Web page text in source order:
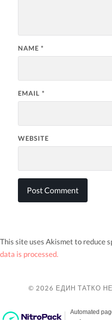
NAME *
EMAIL *
WEBSITE
This site uses Akismet to reduce
data is processed.
© 2026 ЕДИН ТАТКО